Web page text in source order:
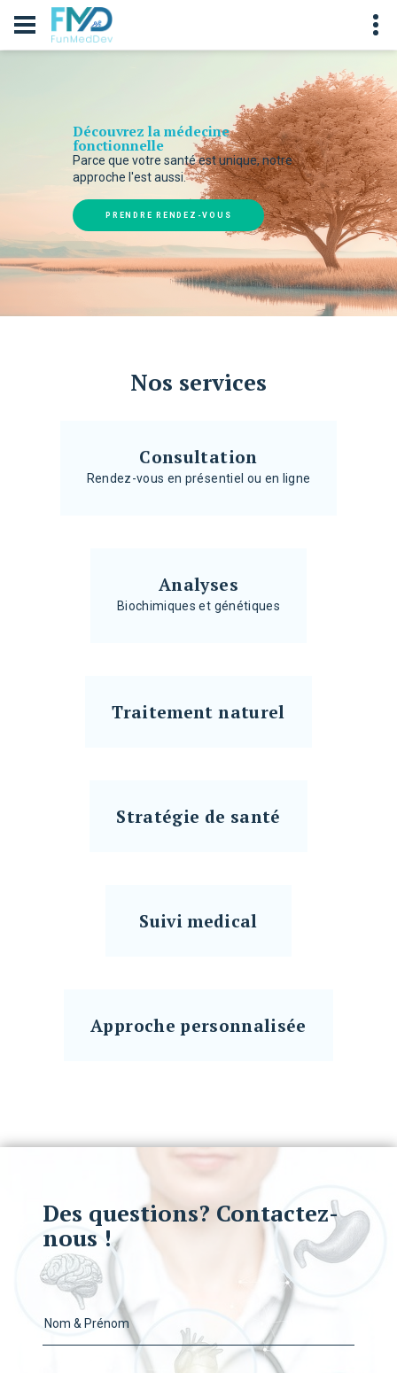
Découvrez la médecine
fonctionnelle
Parce que votre santé est unique, notre
approche l'est aussi.
PRENDRE RENDEZ-VOUS
Nos services
Consultation
Rendez-vous en présentiel ou en ligne
Analyses
Biochimiques et génétiques
Traitement naturel
Stratégie de santé
Suivi medical
Approche personnalisée
Des questions? Contactez-
nous !
Nom & Prénom